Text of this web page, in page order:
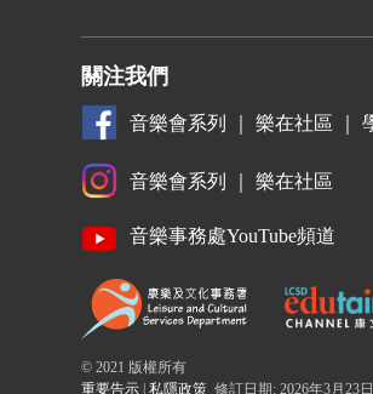
關注我們
音樂會系列 ｜樂在社區 ｜
音樂會系列 ｜樂在社區
音樂事務處YouTube頻道
© 2021 版權所有
重要告示 |私隱政策 修訂日期: 2026年3月23日